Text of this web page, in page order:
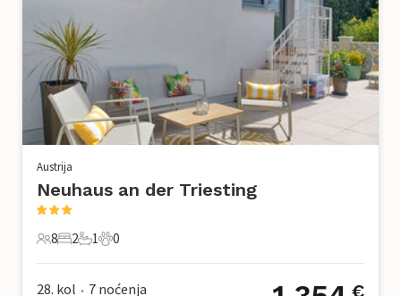
Austrija
Neuhaus an der Triesting
8 Gosti
8
2 Spavaće sobe
2
1 Kupaonica
1
0 Kućni ljubimac
0
28. kol • 7 noćenja €